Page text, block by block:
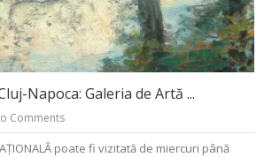
Napoca: Galeria de Artă ...
Comments
poate fi vizitată de miercuri până